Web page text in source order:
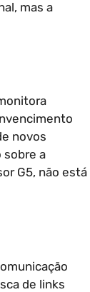
mas a
novos
sobre a
G5, não está
de links